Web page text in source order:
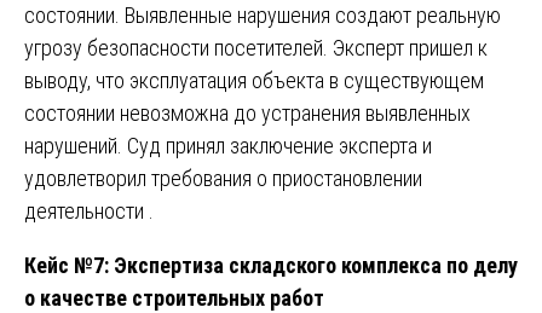
состоянии. Выявленные нарушения создают реальную
угрозу безопасности посетителей. Эксперт пришел к
выводу, что эксплуатация объекта в существующем
состоянии невозможна до устранения выявленных
нарушений. Суд принял заключение эксперта и
удовлетворил требования о приостановлении
деятельности .
Кейс №7: Экспертиза складского комплекса по делу
о качестве строительных работ